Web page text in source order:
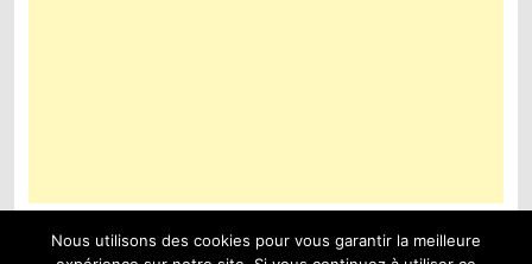
Nous utilisons des cookies pour vous garantir la meilleure